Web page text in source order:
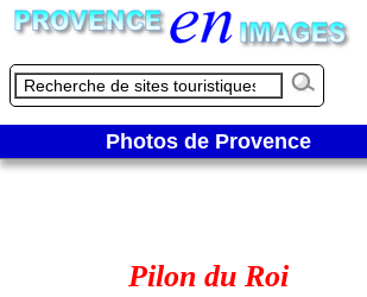
Photos de Provence
Pilon du Roi